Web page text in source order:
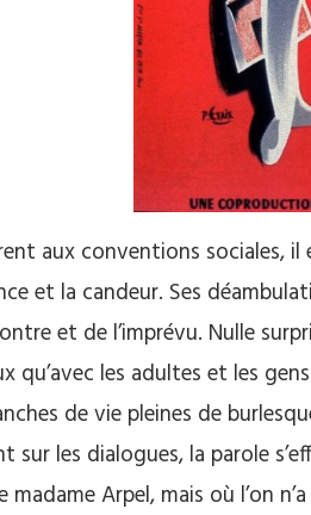
aux conventions sociales,
et la candeur. Ses
et de l’imprévu. Nulle
qu’avec les adultes et les
de vie pleines de
sur les dialogues, la parole
madame Arpel, mais où l’on